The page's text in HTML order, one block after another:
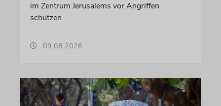
im Zentrum Jerusalems vor Angriffen
schützen
09.08.2026